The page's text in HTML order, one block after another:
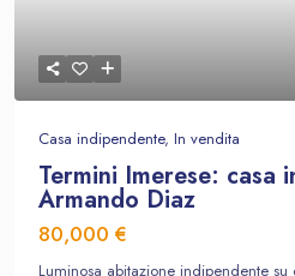
Casa indipendente, In vendita
Termini Imerese: casa
Armando Diaz
80,000 €
Luminosa abitazione indipendente